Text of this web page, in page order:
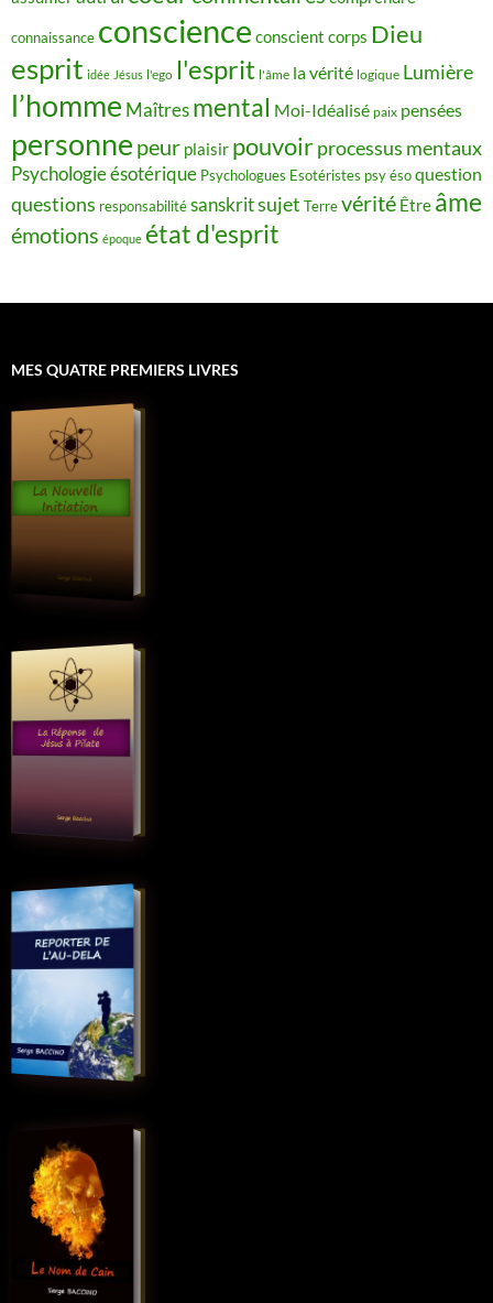
connaissance conscience conscient corps Dieu
esprit idée Jésus l'ego l'esprit l'âme la vérité logique Lumière
l’homme Maîtres mental Moi-Idéalisé paix pensées
personne peur plaisir pouvoirprocessus mentaux
Psychologie ésotérique Psychologues Esotéristes psy ésoquestion
questions responsabilitésanskritsujet Terrevérité Être âme
émotions époque état d'esprit
MES QUATRE PREMIERS LIVRES